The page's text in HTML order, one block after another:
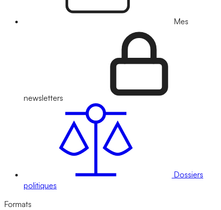
Mes
newsletters
Dossiers
politiques
Formats